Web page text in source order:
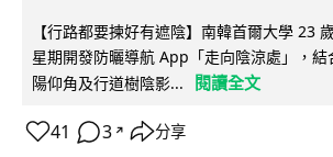
【行路都要揀好有遮陰】南韓首爾大學 23
星期開發防曬導航 App「走向陰涼處」，
陽仰角及行道樹陰影...
閱讀全文
41 3 ↗ 分享